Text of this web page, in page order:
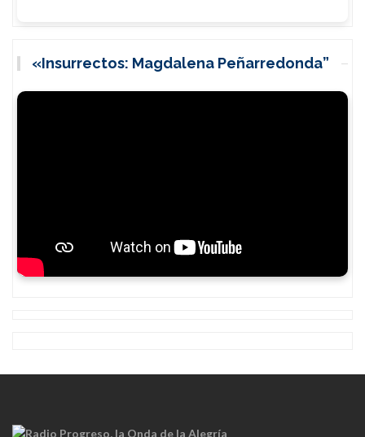
«Insurrectos: Magdalena Peñarredonda”